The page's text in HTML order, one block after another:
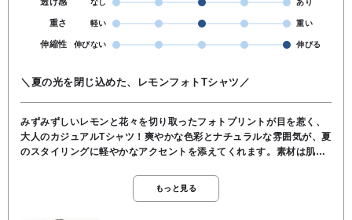
重さ 軽い 重い
伸縮性 伸びない 伸びる
＼夏の光を閉じ込めた、レモンフォトTシャツ／
みずみずしいレモンと花々を切り取ったフォトプリントが目を惹く、
大人のカジュアルTシャツ！爽やかな色彩とナチュラルな雰囲気が、夏
のスタイリングに軽やかなアクセントを添えてくれます。素材は肌触
ごせます。ゆったりとしたシルエットとドロップショルダーが程よい
抜け感を演出し、身体のラインを拾いにくいのも嬉しいポイント♪ パ
もっと見る